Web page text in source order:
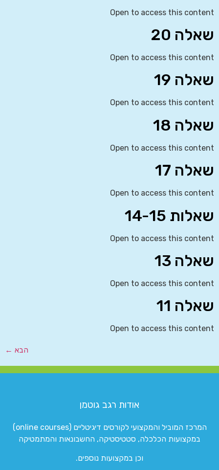
Open to access this content
שאלה 20
Open to access this content
שאלה 19
Open to access this content
שאלה 18
Open to access this content
שאלה 17
Open to access this content
שאלות 14-15
Open to access this content
שאלה 13
Open to access this content
שאלה 11
Open to access this content
הבא ←
אודות רגב גוטמן
המרכז המוביל והמקצועי לקורסים דיגיטליים (online courses)
במקצועות הכלכלה, סטטיסטיקה, החשבונאות והמתמטיקה
וכן במקצועות נוספים.